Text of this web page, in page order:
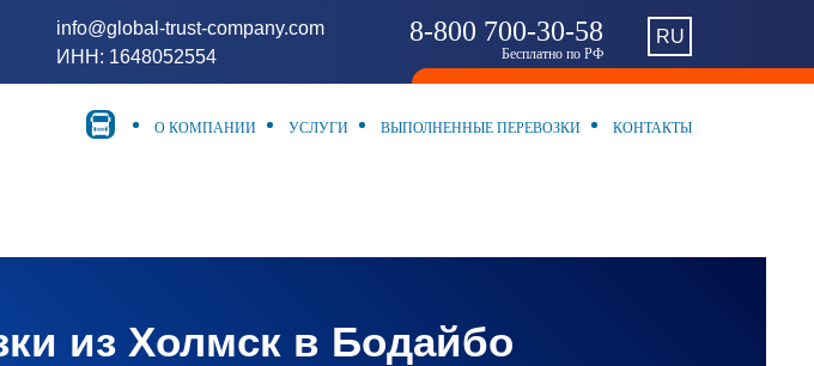
RU
8-800 700-30-58
Бесплатно по РФ
info@global-trust-company.com
ИНН: 1648052554
О КОМПАНИИ УСЛУГИ ВЫПОЛНЕННЫЕ ПЕРЕВОЗКИ КОНТАКТЫ
из Холмск в Бодайбо